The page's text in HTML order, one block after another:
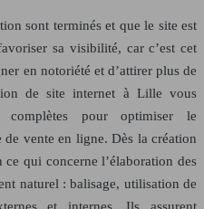
sont terminés et que le site est
sa visibilité, car c’est cet
en notoriété et d’attirer plus de
de site internet à Lille vous
complètes pour optimiser le
vente en ligne. Dès la création
qui concerne l’élaboration des
naturel : balisage, utilisation de
et internes. Ils assurent